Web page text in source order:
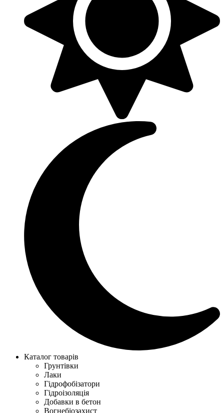
Каталог товарів
Грунтівки
Лаки
Гідрофобізатори
Гідроізоляція
Добавки в бетон
Вогнебіозахист